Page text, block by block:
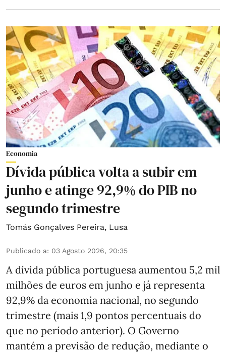
Economia
Dívida pública volta a subir em
junho e atinge 92,9% do PIB no
segundo trimestre
Tomás Gonçalves Pereira, Lusa
Publicado a: 03 Agosto 2026, 20:35
A dívida pública portuguesa aumentou 5,2 mil
milhões de euros em junho e já representa
92,9% da economia nacional, no segundo
trimestre (mais 1,9 pontos percentuais do
que no período anterior). O Governo
mantém a previsão de redução, mediante o